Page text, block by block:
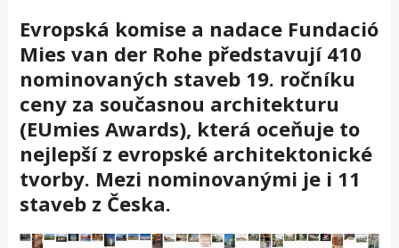
Evropská komise a nadace Fundació
Mies van der Rohe představují 410
nominovaných staveb 19. ročníku
ceny za současnou architekturu
(EUmies Awards), která oceňuje to
nejlepší z evropské architektonické
tvorby. Mezi nominovanými je i 11
staveb z Česka.